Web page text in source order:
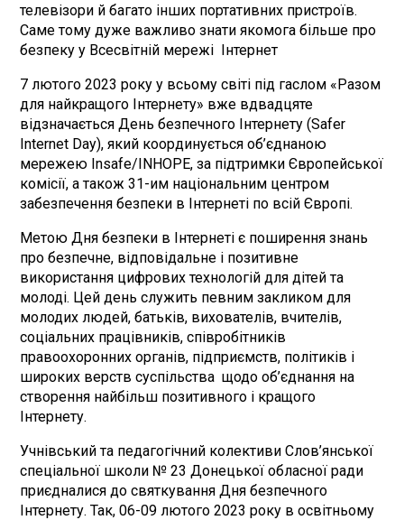
телевізори й багато інших портативних пристроїв.
Саме тому дуже важливо знати якомога більше про
безпеку у Всесвітній мережі Інтернет
7 лютого 2023 року у всьому світі під гаслом «Разом
для найкращого Інтернету» вже вдвадцяте
відзначається День безпечного Інтернету (Safer
Internet Day), який координується об’єднаною
мережею Insafe/INHOPE, за підтримки Європейської
комісії, а також 31-им національним центром
забезпечення безпеки в Інтернеті по всій Європі.
Метою Дня безпеки в Інтернеті є поширення знань
про безпечне, відповідальне і позитивне
використання цифрових технологій для дітей та
молоді. Цей день служить певним закликом для
молодих людей, батьків, вихователів, вчителів,
соціальних працівників, співробітників
правоохоронних органів, підприємств, політиків і
широких верств суспільства щодо об’єднання на
створення найбільш позитивного і кращого
Інтернету.
Учнівський та педагогічний колективи Слов’янської
спеціальної школи № 23 Донецької обласної ради
приєдналися до святкування Дня безпечного
Інтернету. Так, 06-09 лютого 2023 року в освітньому